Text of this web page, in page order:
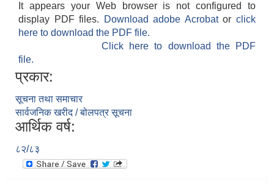
It appears your Web browser is not configured to
display PDF files.
Download adobe Acrobatorclick
here to download the PDF file.
Click here to download the PDF
file.
प्रकार:
सूचना तथा समाचार
सार्वजनिक खरीद / बोलपत्र सूचना
आर्थिक वर्ष:
८२/८३